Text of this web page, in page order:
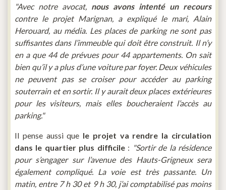
"Avec notre avocat, nous avons intenté un recours
contre le projet Marignan, a expliqué le mari, Alain
Herouard, au média. Les places de parking ne sont pas
suffisantes dans l’immeuble qui doit être construit. Il n’y
en a que 44 de prévues pour 44 appartements. On sait
bien qu’il y a plus d’une voiture par foyer. Deux véhicules
ne peuvent pas se croiser pour accéder au parking
souterrain et en sortir. Il y aurait deux places extérieures
pour les visiteurs, mais elles boucheraient l’accès au
parking."
Il pense aussi que le projet va rendre la circulation
dans le quartier plus difficile: "Sortir de la résidence
pour s’engager sur l’avenue des Hauts-Grigneux sera
également compliqué. La voie est très passante. Un
matin, entre 7 h 30 et 9 h 30, j’ai comptabilisé pas moins